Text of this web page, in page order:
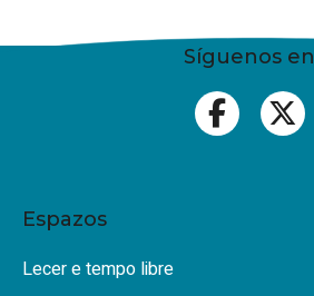
Síguenos en
Espazos
Lecer e tempo libre